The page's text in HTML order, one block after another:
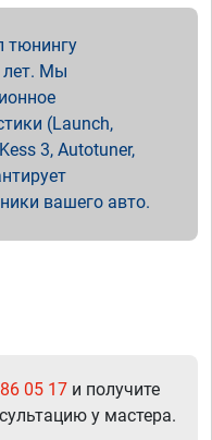
тюнингу
лет. Мы
(Launch,
3, Autotuner,
вашего авто.
05 17 и получите
у мастера.